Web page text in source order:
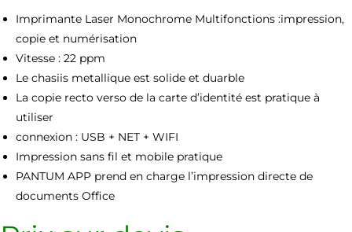
Imprimante Laser Monochrome Multifonctions :impression,
copie et numérisation
Vitesse : 22 ppm
Le chasiis metallique est solide et duarble
La copie recto verso de la carte d’identité est pratique à
utiliser
connexion : USB + NET + WIFI
Impression sans fil et mobile pratique
PANTUM APP prend en charge l’impression directe de
documents Office